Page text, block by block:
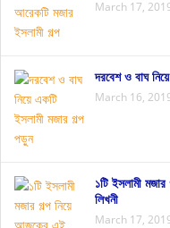
March 17,
দরবেশ ও বাঘ
March 16,
১টি ইসলামী
লিখনী
March 17,